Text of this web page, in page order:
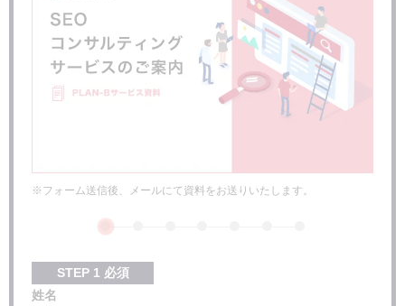
※フォーム送信後、メールにて資料をお送りいたします。
STEP 1 必須
姓名